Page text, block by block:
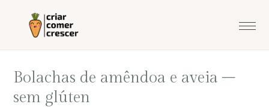
principal
lateral
principal
Bolachas de amêndoa e aveia –
sem glúten